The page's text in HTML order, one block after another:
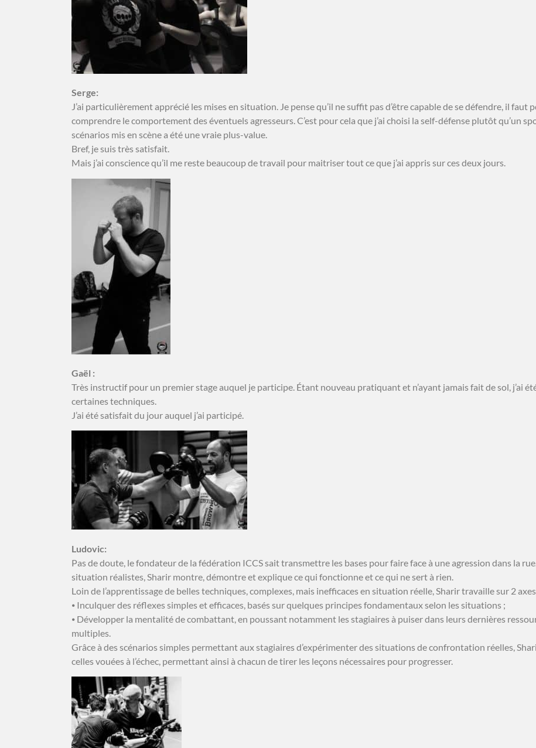
Serge:
J’ai particulièrement apprécié les mises en situation. Je pense qu’il ne suffit pas d’être capable de se défendre, il
comprendre le comportement des éventuels agresseurs. C’est pour cela que j’ai choisi la self-défense plutôt qu’un
scénarios mis en scène a été une vraie plus-value.
Bref, je suis très satisfait.
Mais j’ai conscience qu’il me reste beaucoup de travail pour maitriser tout ce que j’ai appris sur ces deux jours.
Gaël :
Très instructif pour un premier stage auquel je participe. Étant nouveau pratiquant et n’ayant jamais fait de sol, j’ai
certaines techniques.
J’ai été satisfait du jour auquel j’ai participé.
Ludovic:
Pas de doute, le fondateur de la fédération ICCS sait transmettre les bases pour faire face à une agression dans la
situation réalistes, Sharir montre, démontre et explique ce qui fonctionne et ce qui ne sert à rien.
Loin de l’apprentissage de belles techniques, complexes, mais inefficaces en situation réelle, Sharir travaille sur 2
⦁ Inculquer des réflexes simples et efficaces, basés sur quelques principes fondamentaux selon les situations ;
⦁ Développer la mentalité de combattant, en poussant notamment les stagiaires à puiser dans leurs dernières
multiples.
Grâce à des scénarios simples permettant aux stagiaires d’expérimenter des situations de confrontation réelles,
celles vouées à l’échec, permettant ainsi à chacun de tirer les leçons nécessaires pour progresser.